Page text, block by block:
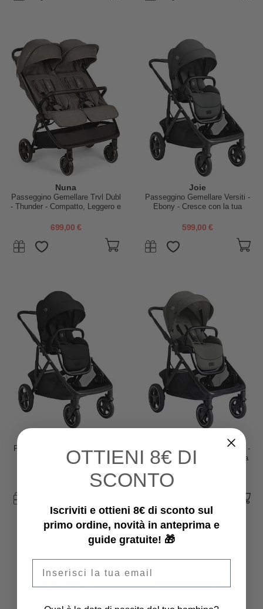
Nuna
Passeggino Gemellare Trvl Dubl
- Thunder - Compatto, Leggero e
699,00 €
Joie
Passeggino Gemellare Versiti -
Ebony - Cresce con la tua
599,00 €
Passeggino Gemellare Versiti -
Eclipse - Cresce con la tua
Passeggino Gemellare Versiti -
Evergreen - Cresce con la tua
OTTIENI 8€ DI
SCONTO
Iscriviti e ottieni 8€ di sconto sul
primo ordine, novità in anteprima e
guide gratuite! 🎁